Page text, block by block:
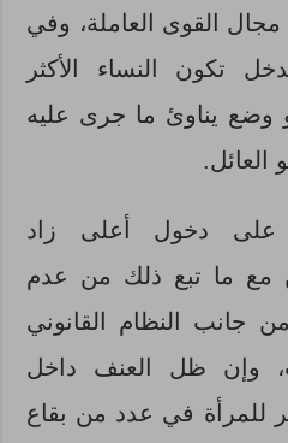
مجال القوى العاملة، وفي
تكون النساء الأكثر
وضع يناوئ ما جرى عليه
العائل.
على دخول أعلى زاد
مع ما تبع ذلك من عدم
جانب النظام القانوني
وإن ظل العنف داخل
للمرأة في عدد من بقاع